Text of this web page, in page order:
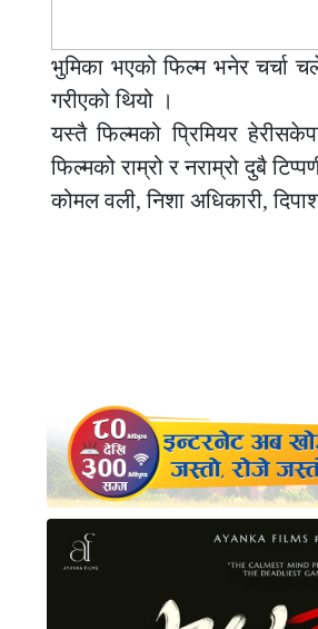
भुमिका भएको फिल्म भनेर चर्चा
गरीएको थियो ।
यस्तै फिल्मको प्रिमियर
फिल्मको राम्रो र नराम्रो दुबै
कोमल वली, निशा अधिकारी,